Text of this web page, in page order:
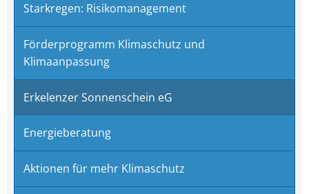
Starkregen: Risikomanagement
Förderprogramm Klimaschutz und
Klimaanpassung
Erkelenzer Sonnenschein eG
Energieberatung
Aktionen für mehr Klimaschutz